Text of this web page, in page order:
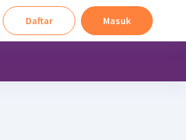
Daftar Masuk